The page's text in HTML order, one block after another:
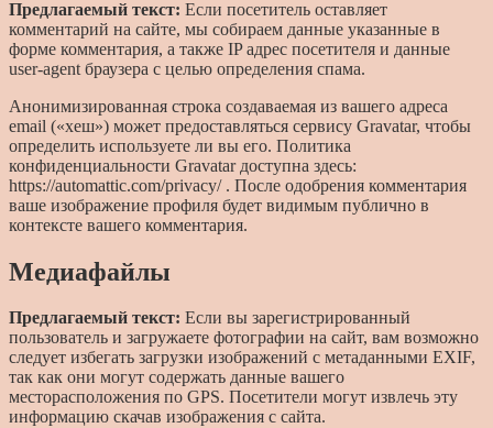
Предлагаемый текст: Если посетитель оставляет
комментарий на сайте, мы собираем данные указанные в
форме комментария, а также IP адрес посетителя и данные
user-agent браузера с целью определения спама.
Анонимизированная строка создаваемая из вашего адреса
email («хеш») может предоставляться сервису Gravatar, чтобы
определить используете ли вы его. Политика
конфиденциальности Gravatar доступна здесь:
https://automattic.com/privacy/ . После одобрения комментария
ваше изображение профиля будет видимым публично в
контексте вашего комментария.
Медиафайлы
Предлагаемый текст: Если вы зарегистрированный
пользователь и загружаете фотографии на сайт, вам возможно
следует избегать загрузки изображений с метаданными EXIF,
так как они могут содержать данные вашего
месторасположения по GPS. Посетители могут извлечь эту
информацию скачав изображения с сайта.